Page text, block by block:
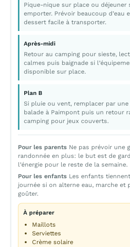
Pique-nique sur place ou déjeuner
emporter. Prévoir beaucoup d’eau
dessert facile à transporter.
Après-midi
Retour au camping pour sieste,
calmes puis baignade si
disponible sur place.
Plan B
Si pluie ou vent, remplacer par
balade à Paimpont puis un retour
camping pour jeux couverts.
Pour les parents Ne pas prévoir une
randonnée en plus: le but est de
l’énergie pour le reste de la semaine.
Pour les enfants Les enfants
journée si on alterne eau, marche et
goûter.
À préparer
Maillots
Serviettes
Crème solaire